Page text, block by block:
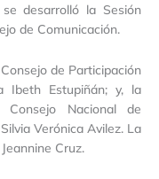
desarrolló la Sesión
de Comunicación.
de Participación
Ibeth Estupiñán; y, la
Nacional de
Verónica Avilez. La
Cruz.